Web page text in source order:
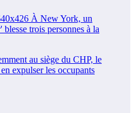
au siège du CHP, le
expulser les occupants